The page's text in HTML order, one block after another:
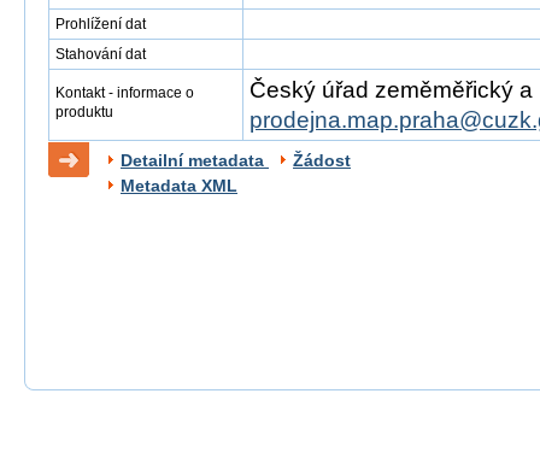
Prohlížení dat
Stahování dat
Kontakt - informace o
produktu
Český úřad zeměměřický
Detailní metadata
Žádost
Metadata XML